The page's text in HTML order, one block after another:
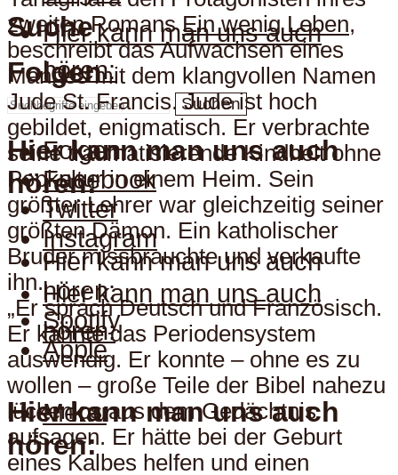
Suche
Suchen
Hier kann man uns auch
hören:
Hier kann man uns auch
hören:
Hier kann man uns auch
hören:
Spotify
Apple
Menu
Folgen
Folgen
Facebook
Twitter
Instagram
Hier kann man uns auch
hören:
Hier kann man uns auch
hören:
zweiten RomansEin wenig Leben,
beschreibt das Aufwachsen eines
Mannes mit dem klangvollen Namen
Jude St. Francis. Jude ist hoch
gebildet, enigmatisch. Er verbrachte
seine traumatisierende Kindheit ohne
Popkultur in einem Heim. Sein
größter Lehrer war gleichzeitig seiner
größten Dämon. Ein katholischer
Bruder missbrauchte und verkaufte
ihn.
„Er sprach Deutsch und Französisch.
Er kannte das Periodensystem
auswendig. Er konnte – ohne es zu
wollen – große Teile der Bibel nahezu
lückenlos aus dem Gedächtnis
aufsagen. Er hätte bei der Geburt
eines Kalbes helfen und einen